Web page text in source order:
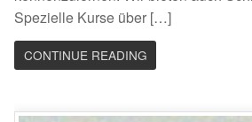
Spezielle Kurse über […]
CONTINUE READING